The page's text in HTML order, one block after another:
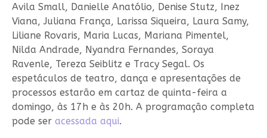
Avila Small, Danielle Anatólio, Denise Stutz, Inez
Viana, Juliana França, Larissa Siqueira, Laura Samy,
Liliane Rovaris, Maria Lucas, Mariana Pimentel,
Nilda Andrade, Nyandra Fernandes, Soraya
Ravenle, Tereza Seiblitz e Tracy Segal. Os
espetáculos de teatro, dança e apresentações de
processos estarão em cartaz de quinta-feira a
domingo, às 17h e às 20h. A programação completa
pode ser acessada aqui.